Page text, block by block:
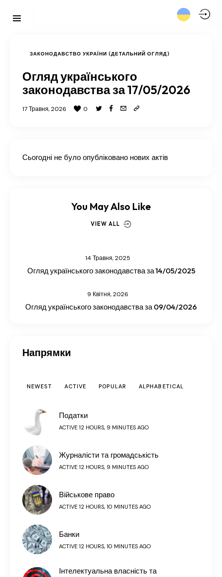
ЗАКОНОДАВСТВО УКРАЇНИ (ДЕТАЛЬНИЙ ОГЛЯД)
Огляд українського
законодавства за 17/05/2026
17 Травня, 2026 0
Сьогодні не було опубліковано нових актів
You May Also Like
VIEW ALL
14 Травня, 2025
Огляд українського законодавства за 14/05/2025
9 Квітня, 2026
Огляд українського законодавства за 09/04/2026
Напрямки
NEWEST ACTIVE POPULAR ALPHABETICAL
Податки
ACTIVE 12 HOURS, 9 MINUTES AGO
Журналісти та громадськість
ACTIVE 12 HOURS, 9 MINUTES AGO
Військове право
ACTIVE 12 HOURS, 10 MINUTES AGO
Банки
ACTIVE 12 HOURS, 10 MINUTES AGO
Інтелектуальна власність та